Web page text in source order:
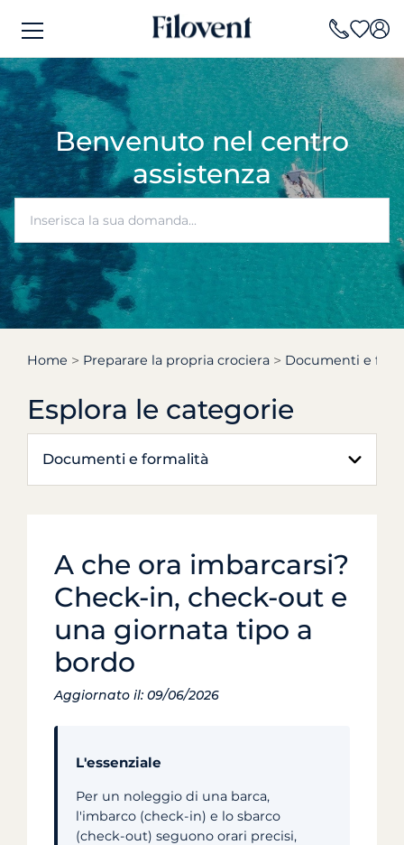
Benvenuto nel centro
assistenza
Home Preparare la propria crociera Documenti e
Esplora le categorie
Documenti e formalità
A che ora imbarcarsi?
Check-in, check-out e
una giornata tipo a
bordo
Aggiornato il: 09/06/2026
L'essenziale
Per un noleggio di una barca,
l'imbarco (check-in) e lo sbarco
(check-out) seguono orari precisi,